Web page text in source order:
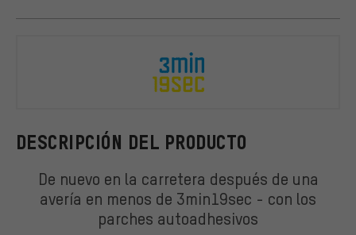
DESCRIPCIÓN DEL PRODUCTO
De nuevo en la carretera después de una
avería en menos de 3min19sec - con los
parches autoadhesivos